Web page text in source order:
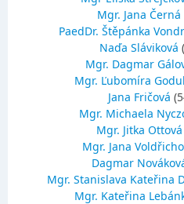
Mgr. Jana Černá
PaedDr. Štěpánka
Naďa Sláviková
Mgr. Dagmar
Mgr. Ľubomíra
Jana Fričová
Mgr. Michaela
Mgr. Jitka Ottová
Mgr. Jana
Dagmar
Mgr. Stanislava Kateřina
Mgr. Kateřina